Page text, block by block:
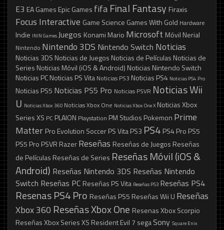
E3 EA Games Epic Games fifa Final Fantasy Firaxis
Focus Interactive Game Science Games With Gold Hardware
Indie ININ GamesJuegos Konami Mario Microsoft Móvil Nerial
Nintendo Nintendo 3DS Nintendo Switch Noticias
Noticias 3DS Noticias de Juegos Noticias de Películas Noticias de
Series Noticias Móvil (iOS & Android) Noticias Nintendo Switch
Noticias PCNoticias PS Vita Noticias PS3 Noticias PS4 Noticias PS4 Pro
Noticias PS5 Noticias PS5 Pro Noticias PSVR Noticias Wii
U Noticias Xbox 360 Noticias Xbox One Noticias Xbox One X Noticias Xbox
Series XS PC PLAION Playstation PM Studios Pokemon Prime
Matter Pro Evolution SoccerPS VitaPS3 PS4 PS4 Pro PS5
PS5 Pro PSVR RazerReseñas Reseñas de Juegos Reseñas
de Películas Reseñas de Series Reseñas Móvil (iOS &
Android) Reseñas Nintendo 3DS Reseñas Nintendo
Switch Reseñas PC Reseñas PS Vita Reseñas PS3 Reseñas PS4
Resenas PS4 Pro Reseñas PS5 Reseñas Wii U Reseñas
Xbox 360 Reseñas Xbox One Resenas Xbox Scorpio
Reseñas Xbox Series XS Resident Evil 7 segaSony Square Enix